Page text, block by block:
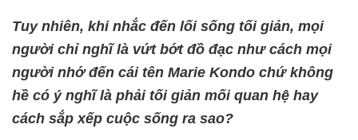
Tuy nhiên, khi nhắc đến lối sống tối giản, mọi
người chỉ nghĩ là vứt bớt đồ đạc như cách mọi
người nhớ đến cái tên Marie Kondo chứ không
hề có ý nghĩ là phải tối giản mối quan hệ hay
cách sắp xếp cuộc sống ra sao?